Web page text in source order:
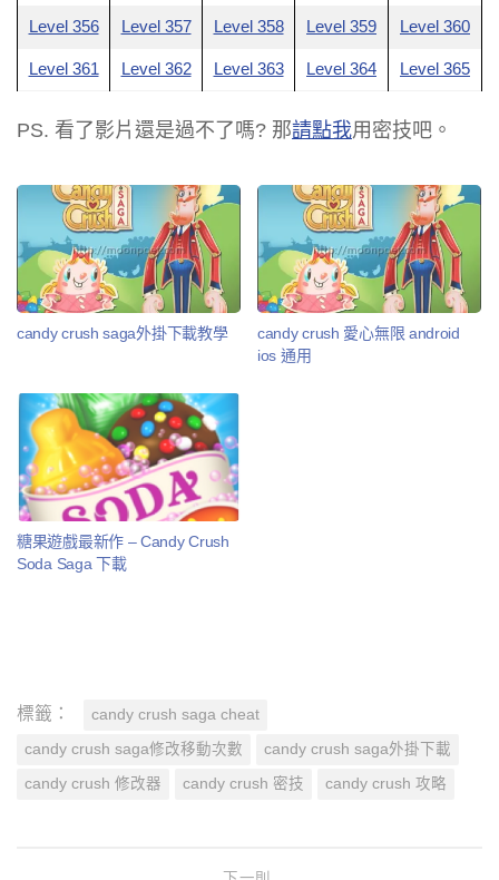
Level 356 Level 357 Level 358 Level 359 Level 360
Level 361 Level 362 Level 363 Level 364 Level 365
PS. 看了影片還是過不了嗎? 那請點我用密技吧。
candy crush saga外掛下載教學
candy crush 愛心無限 android
ios 通用
糖果遊戲最新作 – Candy Crush
Soda Saga 下載
標籤： candy crush saga cheat
candy crush saga修改移動次數 candy crush saga外掛下載
candy crush 修改器 candy crush 密技 candy crush 攻略